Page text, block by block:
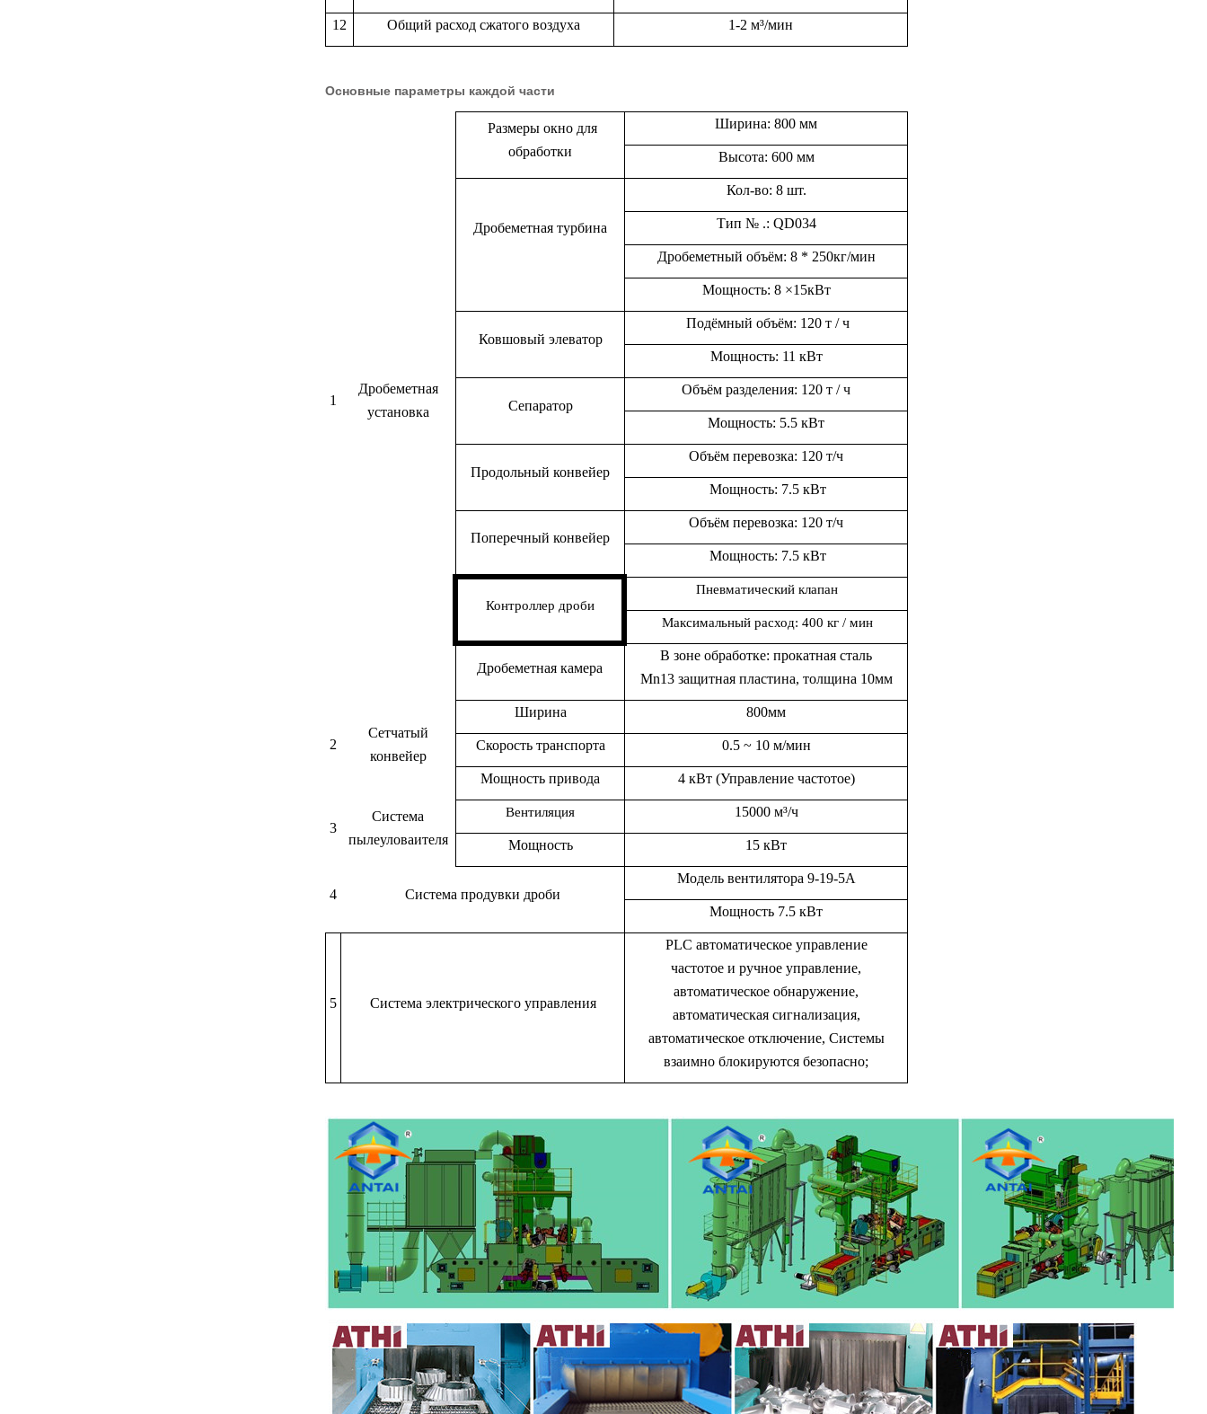
12 Общий расход сжатого воздуха 1-2 м³/мин
Основные параметры каждой части
1
Дробеметная
установка
Размерыокно для
обработки
Ширина: 800 мм
Высота: 600 мм
Дробеметная турбина
Кол-во: 8 шт.
Тип № .: QD034
Дробеметный объём: 8* 250кг/мин
Мощность: 8×1 5кВт
Ковшовый элеватор
Подёмный объём: 120 т / ч
Мощность: 11 кВт
Сепаратор
Объём разделения: 120 т / ч
Мощность: 5.5 кВт
Продольный конвейер
Объём перевозка: 120 т/ч
Мощность: 7.5 кВт
Поперечный конвейер
Объём перевозка: 120 т/ч
Мощность: 7.5 кВт
Контроллер дроби
Пневматический клапан
Максимальный расход: 400 кг / мин
Дробеметная камера
В зоне обработке: прокатная сталь
Mn13защитная пластина, толщина 10мм
2
Сетчатый
конвейер
Ширина 800мм
Скорость транспорта 0.5~ 10м/мин
Мощность привода 4кВт(Управление частотое)
3
Система
пылеуловаителя
Вентиляция 15000 м³/ч
Мощность 15 кВт
4 Система продувки дроби
Модель вентилятора 9-19-5А
Мощность 7.5 кВт
5 Система электрического управления
PLC автоматическоеуправление
частотое и ручное управление,
автоматическое обнаружение,
автоматическая сигнализация,
автоматическое отключение, Системы
взаимно блокируются безопасно;